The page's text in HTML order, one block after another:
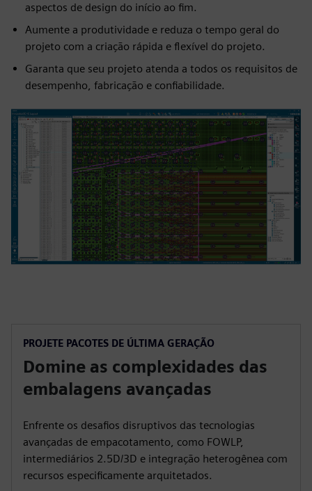
aspectos de design do início ao fim.
Aumente a produtividade e reduza o tempo geral do
projeto com a criação rápida e flexível do projeto.
Garanta que seu projeto atenda a todos os requisitos de
desempenho, fabricação e confiabilidade.
PROJETE PACOTES DE ÚLTIMA GERAÇÃO
Domine as complexidades das
embalagens avançadas
Enfrente os desafios disruptivos das tecnologias
avançadas de empacotamento, como FOWLP,
intermediários 2.5D/3D e integração heterogênea com
recursos especificamente arquitetados.